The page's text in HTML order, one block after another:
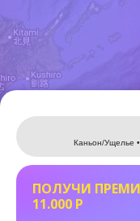
Каньон/Ущелье
ПОЛУЧИ
11.000 Р